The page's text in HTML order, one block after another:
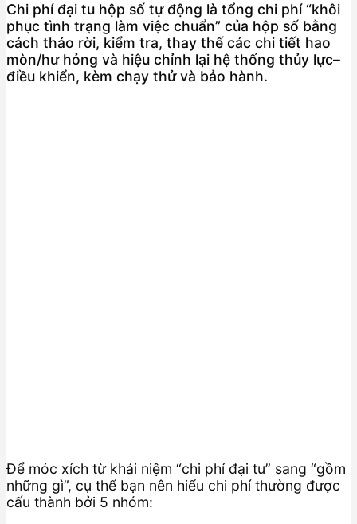
Chi phí đại tu hộp số tự động là tổng chi phí “khôi
phục tình trạng làm việc chuẩn” của hộp số bằng
cách tháo rời, kiểm tra, thay thế các chi tiết hao
mòn/hư hỏng và hiệu chỉnh lại hệ thống thủy lực–
điều khiển, kèm chạy thử và bảo hành.
Để móc xích từ khái niệm “chi phí đại tu” sang “gồm
những gì”, cụ thể bạn nên hiểu chi phí thường được
cấu thành bởi 5 nhóm: